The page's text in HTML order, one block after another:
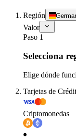
Región
Valor
Paso 1
Selecciona
Elige dónde
Tarjetas de
Criptomonedas